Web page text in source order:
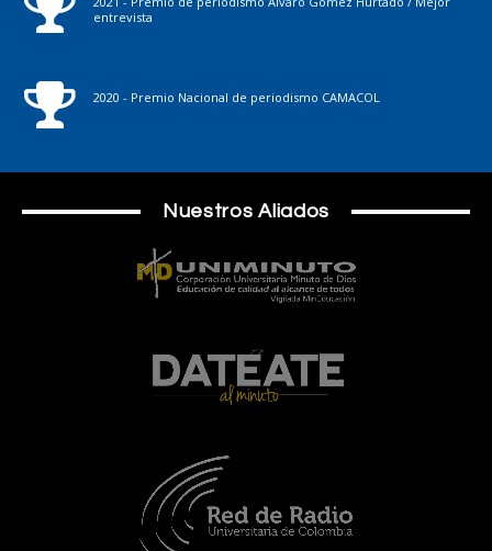
entrevista
2020 - Premio Nacional de periodismo CAMACOL
Nuestros Aliados